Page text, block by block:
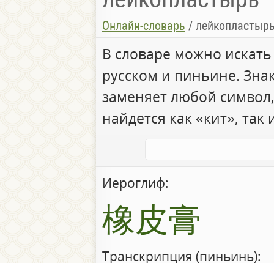
Онлайн-словарь /
В словаре можно
русском и пиньине.
заменяет любой
найдется как «кит», так
Иероглиф:
橡皮膏
Транскрипция (пиньинь):